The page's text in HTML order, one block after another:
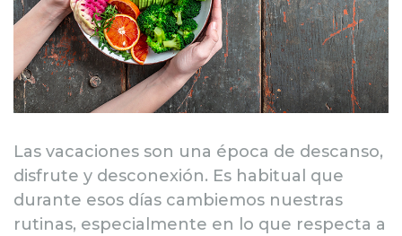
Las vacaciones son una época de descanso,
disfrute y desconexión. Es habitual que
durante esos días cambiemos nuestras
rutinas, especialmente en lo que respecta a